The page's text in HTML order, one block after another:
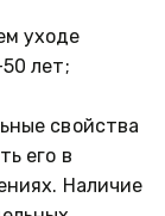
уходе
лет;
свойства
его в
Наличие